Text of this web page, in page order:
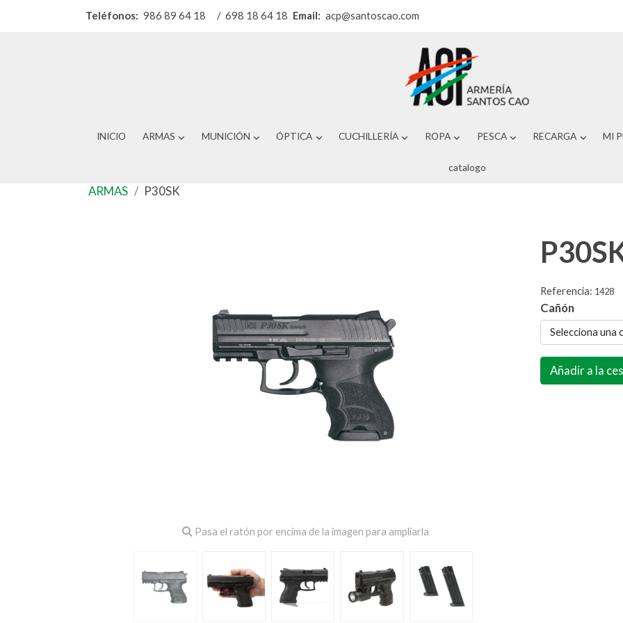
Teléfonos: 986 89 64 18 / 698 18 64 18 Email: acp@santoscao.com
INICIO ARMAS MUNICIÓN ÓPTICA CUCHILLERÍA ROPA PESCA RECARGA MI
catalogo
ARMAS P30SK
Pasa el ratón por encima de la imagen para ampliarla
Referencia: 1428
Cañón
Selecciona una
Añadir a la